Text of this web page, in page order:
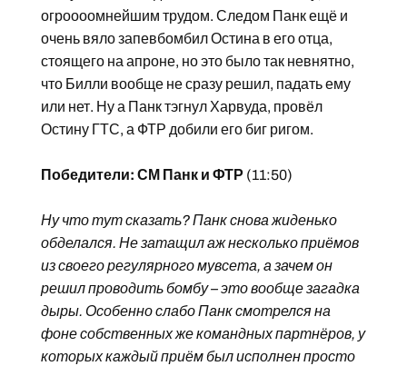
огроооомнейшим трудом. Следом Панк ещё и
очень вяло запевбомбил Остина в его отца,
стоящего на апроне, но это было так невнятно,
что Билли вообще не сразу решил, падать ему
или нет. Ну а Панк тэгнул Харвуда, провёл
Остину ГТС, а ФТР добили его биг ригом.
Победители: СМ Панк и ФТР (11:50)
Ну что тут сказать? Панк снова жиденько
обделался. Не затащил аж несколько приёмов
из своего регулярного мувсета, а зачем он
решил проводить бомбу – это вообще загадка
дыры. Особенно слабо Панк смотрелся на
фоне собственных же командных партнёров, у
которых каждый приём был исполнен просто